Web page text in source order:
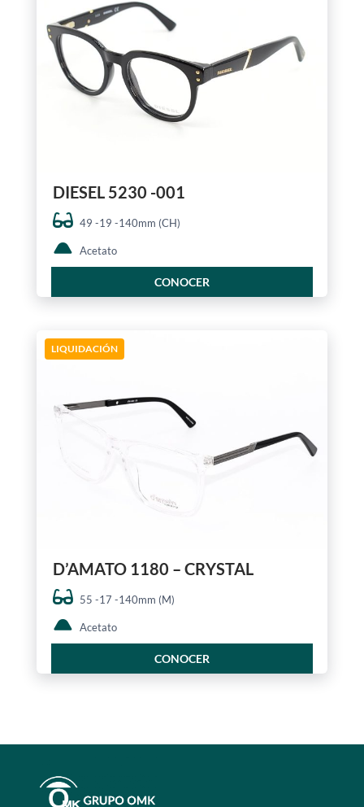
DIESEL 5230 -001
49 -19 -140mm (CH)
Acetato
CONOCER
LIQUIDACIÓN
D’AMATO 1180 – CRYSTAL
55 -17 -140mm (M)
Acetato
CONOCER